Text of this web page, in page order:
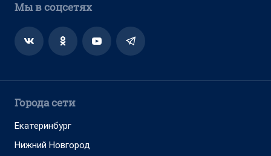
Мы в соцсетях
Города сети
Екатеринбург
Нижний Новгород